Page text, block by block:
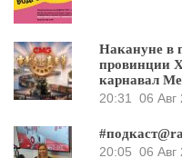
Накануне в
провинции
карнавал
20:31 06 Авг
20:05 06 Авг